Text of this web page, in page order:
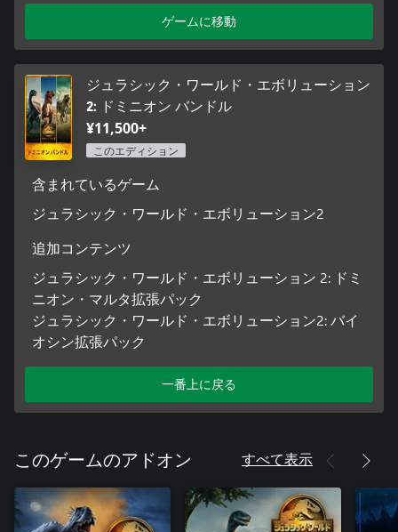
カボット・フィンチや、ケイラ・ワッツ (英語版声優: DeWanda
Wise)、ソヨナ・サントス (英語版声優: Dichen Lachman)、バリ
ー・センベーヌ (英語版声優: Omar Sy)、ルイス・ドジスン (英
に、地中海にまたがる 3 つのロケーションでパークを運営。重
要施設を作り、恐竜取引所でさらなる種、卵、ゲノム データを
手に入れよう。アンダーグラウンドと当局の両方に協力し、
様々な行動を通じて信頼を勝ち取れば、孵化場のアップグレー
ドや新ロケーションなどの要素をアンロックできる。
ゲームに移動
ジュラシック・ワールド・エボリューション
2: ドミニオン バンドル
¥11,500+
このエディション
含まれているゲーム
ジュラシック・ワールド・エボリューション2
追加コンテンツ
ジュラシック・ワールド・エボリューション 2: ドミ
ニオン・マルタ拡張パック
ジュラシック・ワールド・エボリューション2: バイ
オシン拡張パック
一番上に戻る
このゲームのアドオン すべて表示